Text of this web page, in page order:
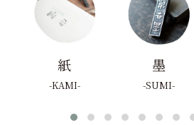
紙
KAMI
墨
SUMI